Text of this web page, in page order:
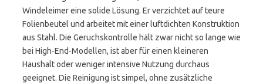
Windeleimer eine solide Lösung. Er verzichtet auf teure
Folienbeutel und arbeitet mit einer luftdichten Konstruktion
aus Stahl. Die Geruchskontrolle hält zwar nicht so lange wie
bei High-End-Modellen, ist aber für einen kleineren
Haushalt oder weniger intensive Nutzung durchaus
geeignet. Die Reinigung ist simpel, ohne zusätzliche